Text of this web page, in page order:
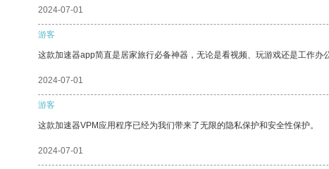
2024-07-01
游客
这款加速器app简直是居家旅行必备神器，无论是看视频、玩游戏还是工作
2024-07-01
游客
这款加速器VPM应用程序已经为我们带来了无限的隐私保护和安全性保护。
2024-07-01